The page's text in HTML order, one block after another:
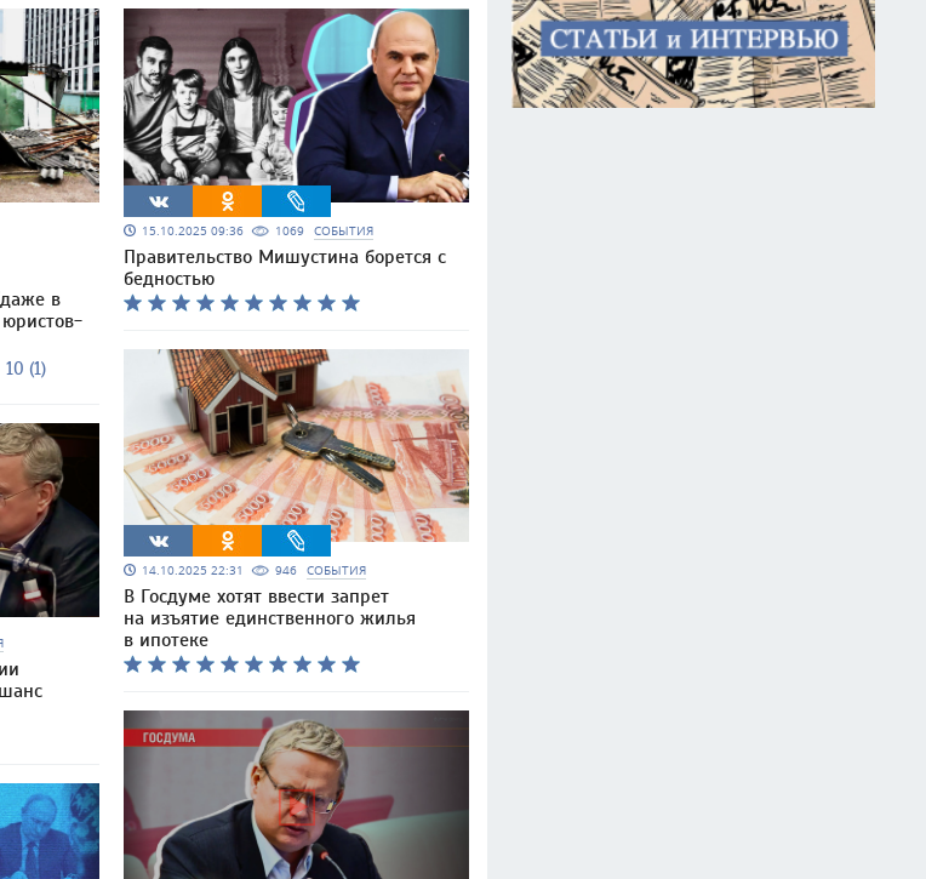
в
10 (1)
15.10.2025 09:36 1069 СОБЫТИЯ
Правительство Мишустина борется с
бедностью
14.10.2025 22:31 946 СОБЫТИЯ
В Госдуме хотят ввести запрет
на изъятие единственного жилья
в ипотеке